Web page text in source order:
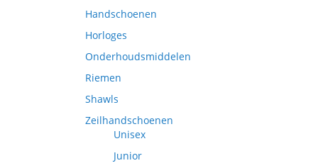
Handschoenen
Horloges
Onderhoudsmiddelen
Riemen
Shawls
Zeilhandschoenen
Unisex
Junior